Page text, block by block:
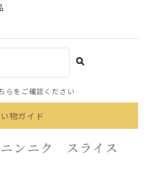
らをご確認ください
物ガイド
ニンニク スライス